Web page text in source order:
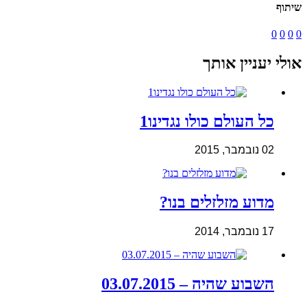
שיתוף
0
0
0
0
אולי יעניין אותך
כל העולם כולו נגדינו1
02 נובמבר, 2015
מדוע מזלזלים בנו?
17 נובמבר, 2014
השבוע שהיה – 03.07.2015